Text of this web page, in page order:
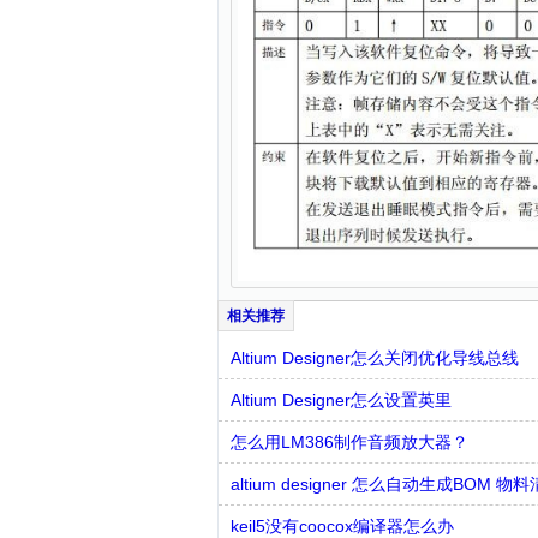
Altium Designer怎么关闭优化导线总线
Altium Designer怎么设置英里
怎么用LM386制作音频放大器？
altium designer 怎么自动生成BOM 物料
keil5没有coocox编译器怎么办